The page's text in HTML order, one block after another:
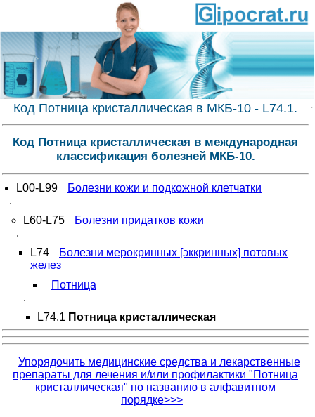
Код Потница кристаллическая в МКБ-10 - L74.1.
Код Потница кристаллическая в международная
классификация болезней МКБ-10.
L00-L99
Болезни кожи и подкожной клетчатки
.
L60-L75
Болезни придатков кожи
.
L74
Болезни мерокринных [эккринных] потовых
желез
Потница
.
L74.1 Потница кристаллическая
Упорядочить медицинские средства и лекарственные
препараты для лечения и/или профилактики "Потница
кристаллическая" по названию в алфавитном
порядке>>>